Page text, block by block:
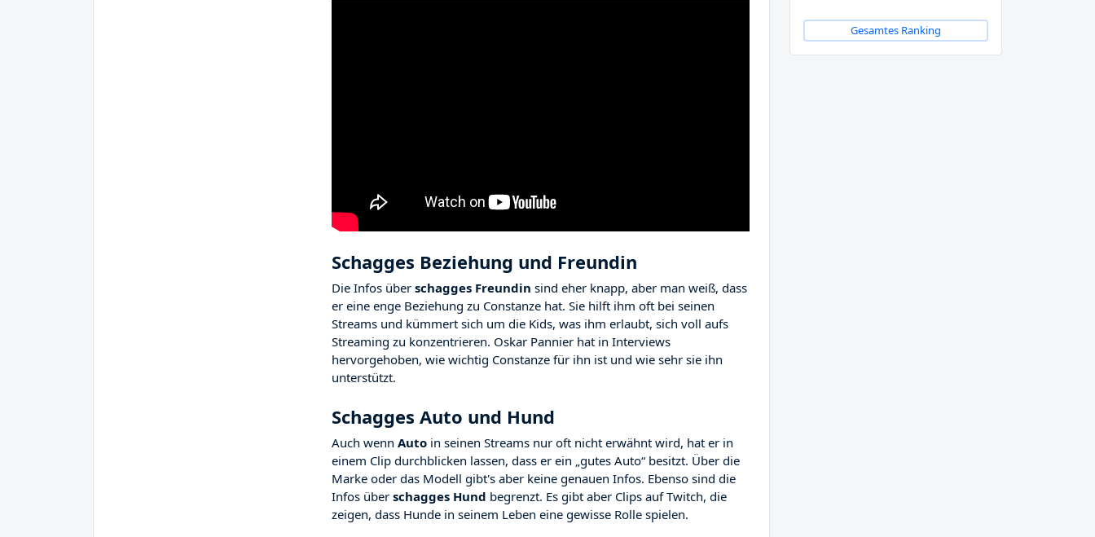
Schagges Beziehung und Freundin
Die Infos überschagges Freundin sind eher knapp, aber man weiß, dass
er eine enge Beziehung zu Constanze hat. Sie hilft ihm oft bei seinen
Streams und kümmert sich um die Kids, was ihm erlaubt, sich voll aufs
Streaming zu konzentrieren. Oskar Pannier hat in Interviews
hervorgehoben, wie wichtig Constanze für ihn ist und wie sehr sie ihn
unterstützt.
Schagges Auto und Hund
Auch wennAuto in seinen Streams nur oft nicht erwähnt wird, hat er in
einem Clip durchblicken lassen, dass er ein „gutes Auto“ besitzt. Über die
Marke oder das Modell gibt's aber keine genauen Infos. Ebenso sind die
Infos überschagges Hund begrenzt. Es gibt aber Clips auf Twitch, die
zeigen, dass Hunde in seinem Leben eine gewisse Rolle spielen.
Gesamtes Ranking